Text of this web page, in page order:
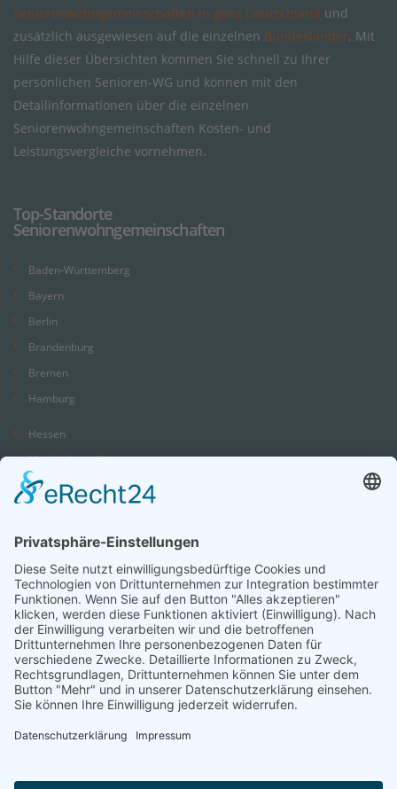
Seniorenwohngemeinschaften in ganz Deutschland und
zusätzlich ausgewiesen auf die einzelnen Bundesländer. Mit
Hilfe dieser Übersichten kommen Sie schnell zu Ihrer
persönlichen Senioren-WG und können mit den
Detailinformationen über die einzelnen
Seniorenwohngemeinschaften Kosten- und
Leistungsvergleiche vornehmen.
Top-Standorte
Seniorenwohngemeinschaften
Baden-Württemberg
Bayern
Berlin
Brandenburg
Bremen
Hamburg
Hessen
Mecklenburg-Vorpommern
Niedersachsen
Rheinland-Pfalz
Saarland
Sachsen
Sachsen-Anhalt
Schleswig-Holstein
Thüringen